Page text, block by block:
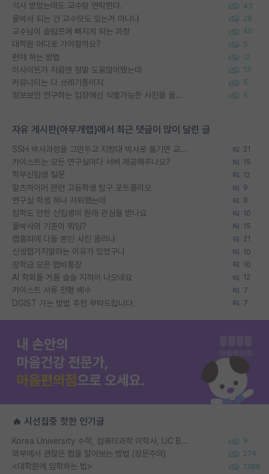
석사 받았는데도 교수랑 연락한다. 43
물박사 되는 건 교수탓도 있는거 아니냐 28
교수님이 슬럼프에 빠지게 되는 과정 40
대학원 어디로 가야할까요? 5
편애 하는 방법 12
이사이트가 처음엔 정말 도움많이됐는데 13
커뮤니티는 다 쓰레기통이지 5
정보보안 연구하는 입장에선 식별가능한 사진을 올리는건 비추이긴함 5
자유 게시판(아무개랩)에서 최근 댓글이 많이 달린 글
SSH 박사과정을 그만두고 지방대 박사로 옮기면 교수의 꿈은 끝일까요? 21
카이스트는 모든 연구실마다 서버 제공해주나요? 15
학부신입생 질문 12
알츠하이머 관련 고등학생 탐구 포트폴리오 9
연구실 학생 하나 자퇴했는데 8
입학도 안한 신입생이 원래 관심을 받나요 10
물박사의 기준이 뭐임? 15
랩홈피에 다들 본인 사진 올리냐 21
신생랩가지말라는 이유가 있었구나 10
장학금 모은 랩비통장 10
AI 학회들 거품 슬슬 지적이 나오네요 12
카이스트 서류 전형 배수 7
DGIST 가는 방법 추천 부탁드립니다. 7
🔥 시선집중 핫한 인기글
Korea University 수학, 컴퓨터과학 이학사, UC Berkeley 산업공학 대학원 공학박사가 되는 것은 쉽지 않겠죠? 9
외부에서 괜찮은 랩을 알아보는 방법 (장문주의) 274
<대학원에 입학하는 법> 1388